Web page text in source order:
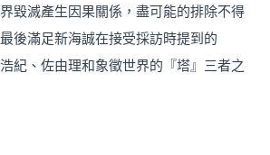
毀滅產生因果關係，盡可能的排除不得
後滿足新海誠在接受採訪時提到的
紀、佐由理和象徵世界的『塔』三者之